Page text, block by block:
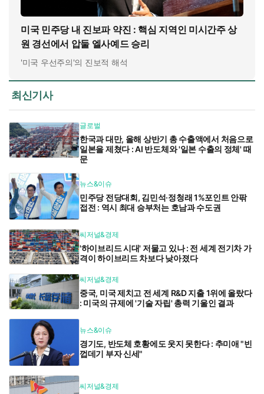
미국 민주당 내 진보파 약진 : 핵심 지역인 미시간주 상
원 경선에서 압둘 엘사예드 승리
'미국 우선주의'의 진보적 해석
최신기사
글로벌
한국과 대만, 올해 상반기 총 수출액에서 처음으로
일본을 제쳤다 : AI 반도체와 '일본 수출의 정체' 때
문
뉴스&이슈
민주당 전당대회, 김민석·정청래 1%포인트 안팎
접전 : 역시 최대 승부처는 호남과 수도권
씨저널&경제
'하이브리드 시대' 저물고 있나 : 전 세계 전기차 가
격이 하이브리드 차보다 낮아졌다
씨저널&경제
중국, 미국 제치고 전 세계 R&D 지출 1위에 올랐다
: 미국의 규제에 '기술 자립' 총력 기울인 결과
뉴스&이슈
경기도, 반도체 호황에도 웃지 못한다 : 추미애 "빈
껍데기 부자 신세"
씨저널&경제